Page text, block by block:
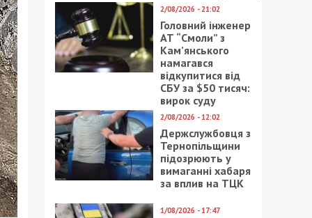
2/08/2026 - 21:02
Головний інженер
АТ “Смоли” з
Кам’янського
намагався
відкупитися від
СБУ за $50 тисяч:
вирок суду
2/08/2026 - 12:02
Держслужбовця з
Тернопільщини
підозрюють у
вимаганні хабаря
за вплив на ТЦК
1/08/2026 - 17:47